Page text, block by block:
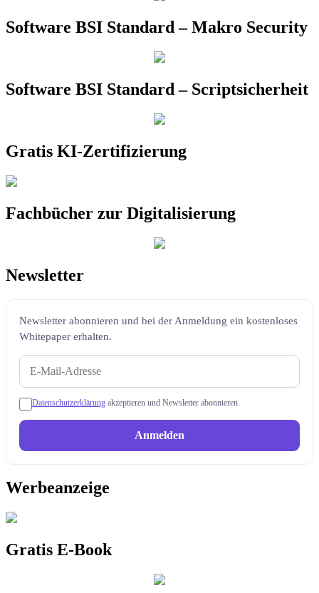
Software BSI Standard – Makro Security
Software BSI Standard – Scriptsicherheit
Gratis KI-Zertifizierung
Fachbücher zur Digitalisierung
Newsletter
Newsletter abonnieren und bei der Anmeldung ein kostenloses
Whitepaper erhalten.
Datenschutzerklärung akzeptieren und Newsletter abonnieren.
Anmelden
Werbeanzeige
Gratis E-Book